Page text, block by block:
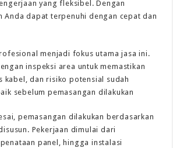
yang fleksibel. Dengan
Anda dapat terpenuhi dengan cepat dan
menjadi fokus utama jasa ini.
inspeksi area untuk memastikan
kabel, dan risiko potensial sudah
sebelum pemasangan dilakukan
pemasangan dilakukan berdasarkan
Pekerjaan dimulai dari
panel, hingga instalasi